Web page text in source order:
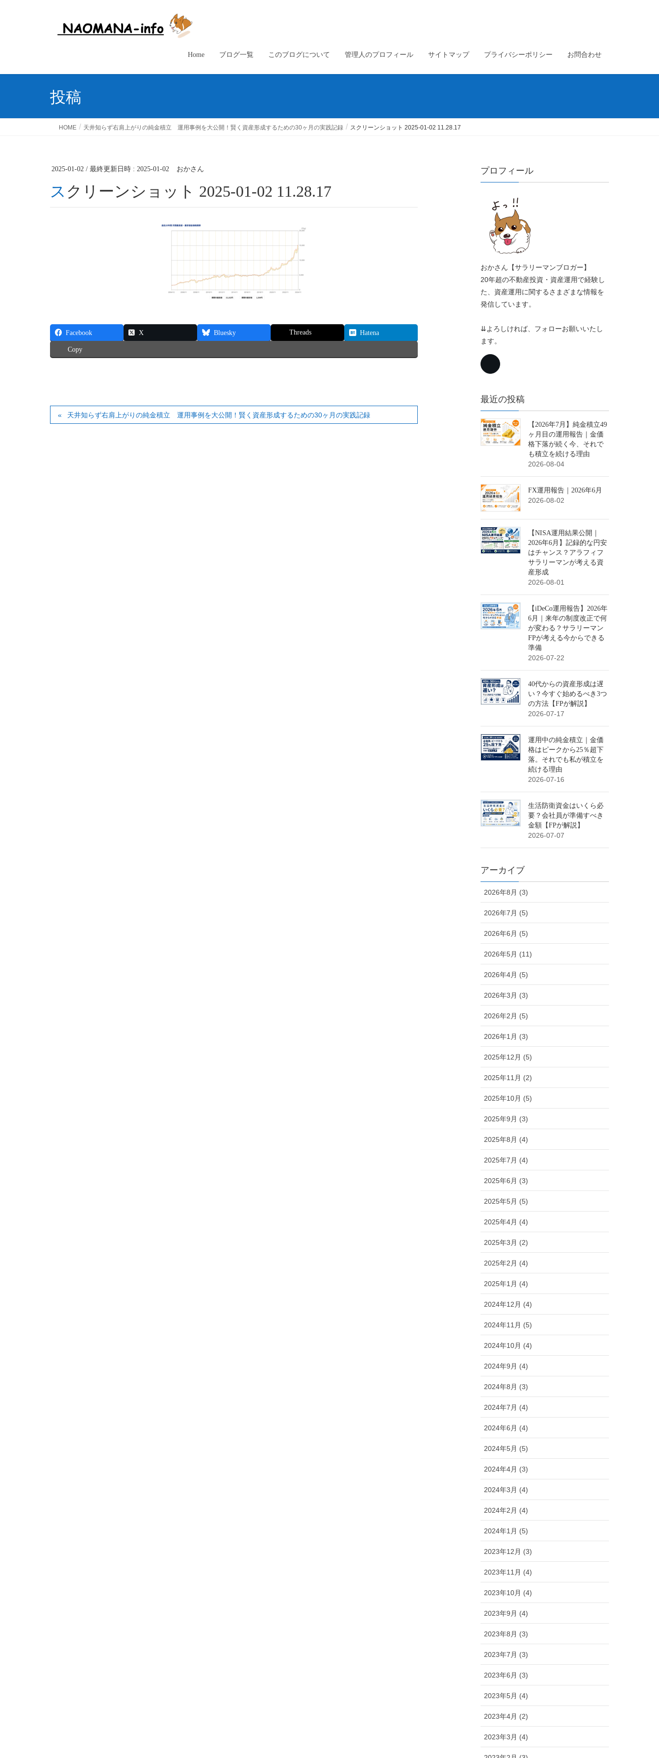
Home ブログ一覧 このブログについて 管理人のプロフィール サイトマップ プライバシーポリシー お問合わせ
投稿
HOME 天井知らず右肩上がりの純金積立 運用事例を大公開！賢く資産形成するための30ヶ月の実践記録 スクリーンショット 2025-01-02 11.28.17
2025-01-02 / 最終更新日時 : 2025-01-02 おかさん
スクリーンショット 2025-01-02 11.28.17
Facebook X Bluesky Threads Hatena
Copy
天井知らず右肩上がりの純金積立 運用事例を大公開！賢く資産形成するための30ヶ月の実践記録
プロフィール
おかさん【サラリーマンブロガー】
20年超の不動産投資・資産運用で経験し
た、資産運用に関するさまざまな情報を
発信しています。
⇊よろしければ、フォローお願いいたし
ます。
最近の投稿
【2026年7月】純金積立49
ヶ月目の運用報告｜金価
格下落が続く今、それで
も積立を続ける理由
2026-08-04
FX運用報告｜2026年6月
2026-08-02
【NISA運用結果公開｜
2026年6月】記録的な円安
はチャンス？アラフィフ
サラリーマンが考える資
産形成
2026-08-01
【iDeCo運用報告】2026年
6月｜来年の制度改正で何
が変わる？サラリーマン
FPが考える今からできる
準備
2026-07-22
40代からの資産形成は遅
い？今すぐ始めるべき3つ
の方法【FPが解説】
2026-07-17
運用中の純金積立｜金価
格はピークから25％超下
落。それでも私が積立を
続ける理由
2026-07-16
生活防衛資金はいくら必
要？会社員が準備すべき
金額【FPが解説】
2026-07-07
アーカイブ
2026年8月 (3)
2026年7月 (5)
2026年6月 (5)
2026年5月 (11)
2026年4月 (5)
2026年3月 (3)
2026年2月 (5)
2026年1月 (3)
2025年12月 (5)
2025年11月 (2)
2025年10月 (5)
2025年9月 (3)
2025年8月 (4)
2025年7月 (4)
2025年6月 (3)
2025年5月 (5)
2025年4月 (4)
2025年3月 (2)
2025年2月 (4)
2025年1月 (4)
2024年12月 (4)
2024年11月 (5)
2024年10月 (4)
2024年9月 (4)
2024年8月 (3)
2024年7月 (4)
2024年6月 (4)
2024年5月 (5)
2024年4月 (3)
2024年3月 (4)
2024年2月 (4)
2024年1月 (5)
2023年12月 (3)
2023年11月 (4)
2023年10月 (4)
2023年9月 (4)
2023年8月 (3)
2023年7月 (3)
2023年6月 (3)
2023年5月 (4)
2023年4月 (2)
2023年3月 (4)